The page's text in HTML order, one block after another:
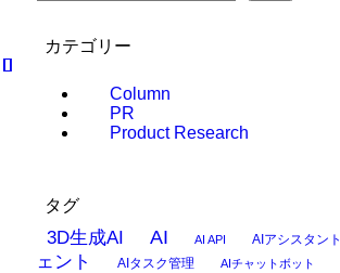
カテゴリー
Column
PR
Product Research
タグ
3D生成AI AI AI API AIアシスタント
ェント
AIタスク管理 AIチャットボット